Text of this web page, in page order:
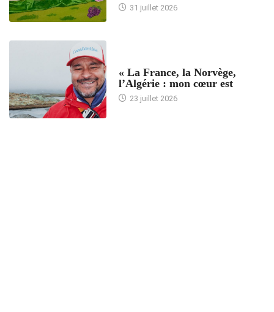
31 juillet 2026
« La France, la Norvège,
l’Algérie : mon cœur est
23 juillet 2026